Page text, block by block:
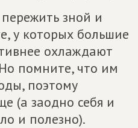
зной и
у которых большие
охлаждают
помните, что им
поэтому
(а заодно себя и
и полезно).